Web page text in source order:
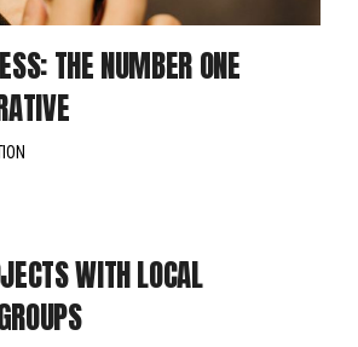
THE NUMBER ONE
WITH LOCAL